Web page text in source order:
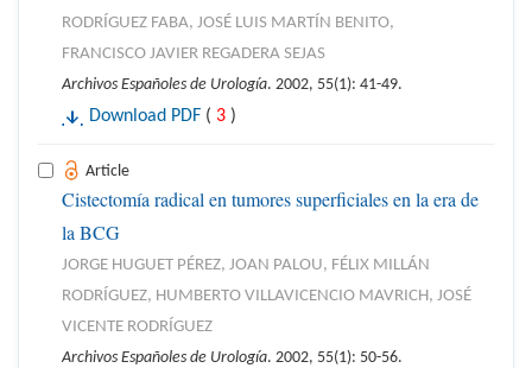
RODRÍGUEZ FABA, JOSÉ LUIS MARTÍN BENITO,
FRANCISCO JAVIER REGADERA SEJAS
Archivos Españoles de Urología. 2002, 55(1): 41-49.
Download PDF ( 3 )
Article
Cistectomía radical en tumores superficiales en la era de
la BCG
JORGE HUGUET PÉREZ, JOAN PALOU, FÉLIX MILLÁN
RODRÍGUEZ, HUMBERTO VILLAVICENCIO MAVRICH, JOSÉ
VICENTE RODRÍGUEZ
Archivos Españoles de Urología. 2002, 55(1): 50-56.